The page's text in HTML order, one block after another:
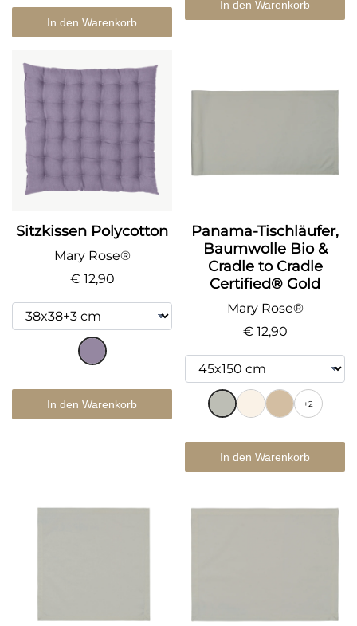
In den Warenkorb
In den Warenkorb
Sitzkissen Polycotton
Mary Rose®
€ 12,90
In den Warenkorb
Panama-Tischläufer,
Baumwolle Bio &
Cradle to Cradle
Certified® Gold
Mary Rose®
€ 12,90
+2
In den Warenkorb